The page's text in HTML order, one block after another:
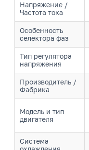
Напряжение /
Частота тока
Особенность
селектора фаз
Тип регулятора
напряжения
Производитель /
Фабрика
Модель и тип
двигателя
Система